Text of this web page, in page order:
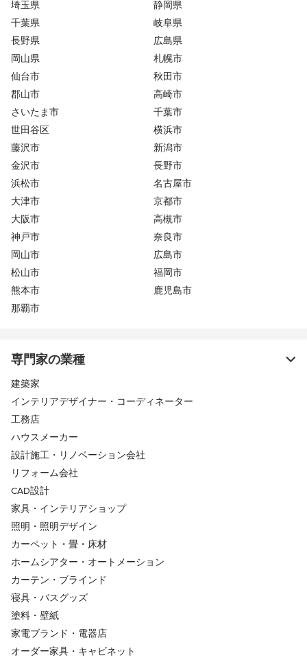
埼玉県
静岡県
千葉県
岐阜県
長野県
広島県
岡山県
札幌市
仙台市
秋田市
郡山市
高崎市
さいたま市
千葉市
世田谷区
横浜市
藤沢市
新潟市
金沢市
長野市
浜松市
名古屋市
大津市
京都市
大阪市
高槻市
神戸市
奈良市
岡山市
広島市
松山市
福岡市
熊本市
鹿児島市
那覇市
専門家の業種
建築家
インテリアデザイナー・コーディネーター
工務店
ハウスメーカー
設計施工・リノベーション会社
リフォーム会社
CAD設計
家具・インテリアショップ
照明・照明デザイン
カーペット・畳・床材
ホームシアター・オートメーション
カーテン・ブラインド
寝具・バスグッズ
塗料・壁紙
家電ブランド・電器店
オーダー家具・キャビネット